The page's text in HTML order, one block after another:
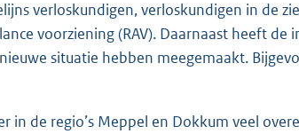
verloskundigen, verloskundigen in de
voorziening (RAV). Daarnaast heeft
situatie hebben meegemaakt.
in de regio’s Meppel en Dokkum veel